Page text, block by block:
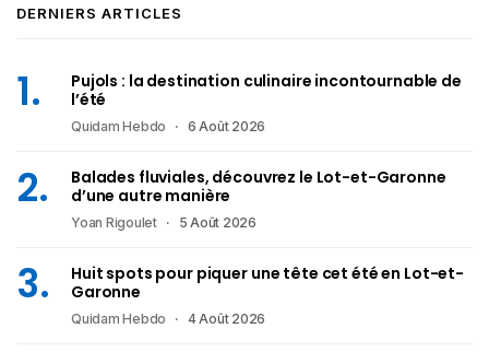
DERNIERS ARTICLES
Pujols : la destination culinaire incontournable de
l’été
Quidam Hebdo 6 Août 2026
Balades fluviales, découvrez le Lot-et-Garonne
d’une autre manière
Yoan Rigoulet 5 Août 2026
Huit spots pour piquer une tête cet été en Lot-et-
Garonne
Quidam Hebdo 4 Août 2026